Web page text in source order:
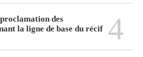
des
la ligne de base du récif 4